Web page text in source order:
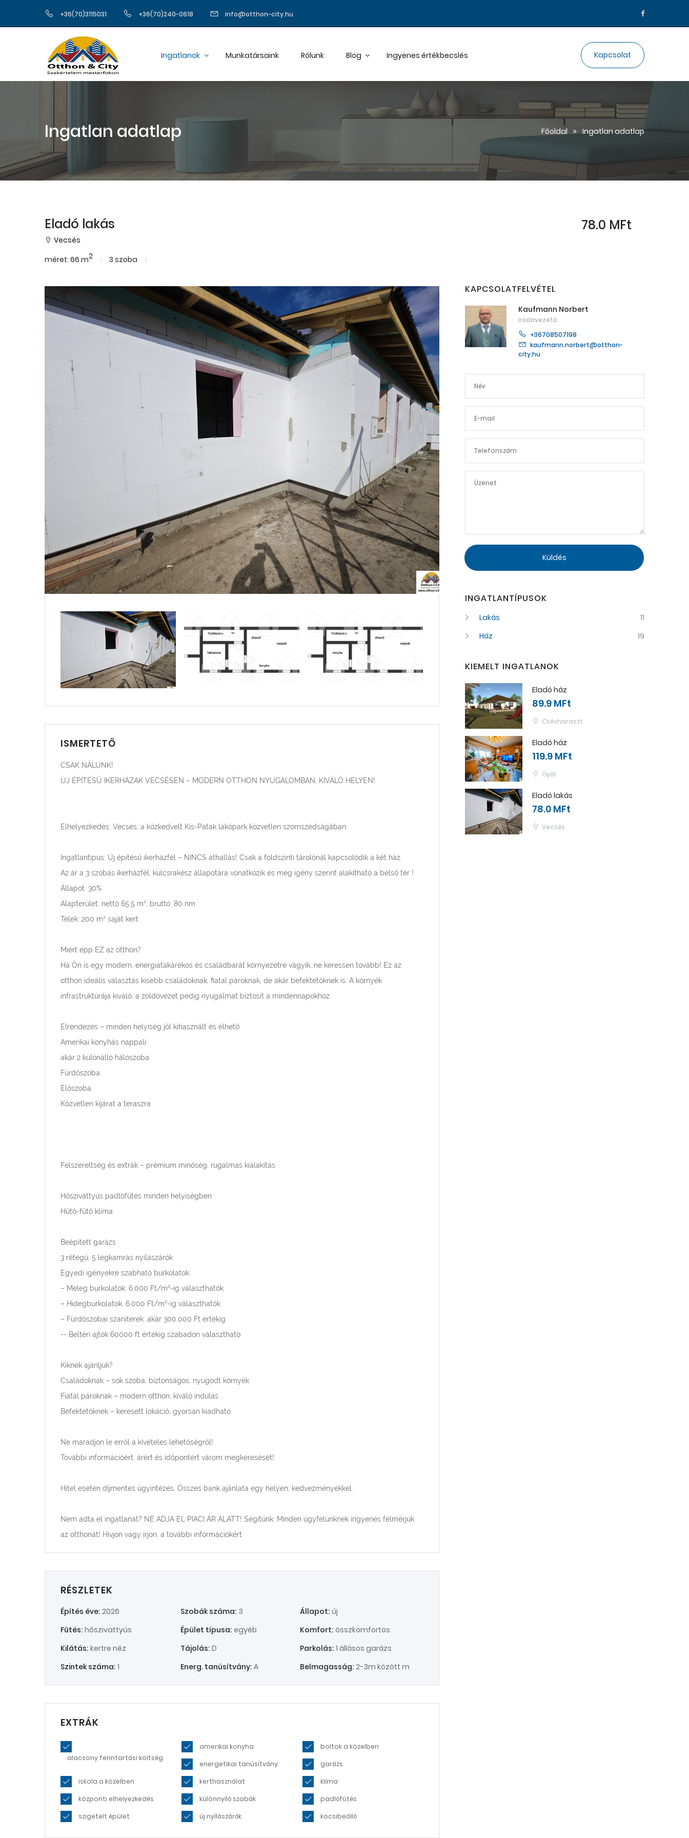
+36(70)3115031 +36(70)240-0618 info@otthon-city.hu
Ingatlanok Munkatársaink Rólunk Blog Ingyenes értékbecslés Kapcsolat
Ingatlan adatlap Főoldal Ingatlan adatlap
Eladó lakás
Vecsés
méret: 66 m2 3 szoba
78.0 MFt
ISMERTETŐ
CSAK NÁLUNK!
ÚJ ÉPÍTÉSŰ IKERHÁZAK VECSÉSEN – MODERN OTTHON NYUGALOMBAN, KIVÁLÓ HELYEN!
Elhelyezkedés: Vecsés, a közkedvelt Kis-Patak lakópark közvetlen szomszédságában.
Ingatlantípus: Új építésű ikerházfél – NINCS áthallás! Csak a földszinti tárolónál kapcsolódik a két ház.
Az ár a 3 szobás ikerházfél, kulcsrakész állapotára vonatkozik és még igény szerint alakítható a belső tér !
Állapot: 30%
Alapterület: nettó 65.5 m², bruttó: 80 nm
Telek: 200 m² saját kert
Miért épp EZ az otthon?
Ha Ön is egy modern, energiatakarékos és családbarát környezetre vágyik, ne keressen tovább! Ez az
otthon ideális választás kisebb családoknak, fiatal pároknak, de akár befektetőknek is. A környék
infrastruktúrája kiváló, a zöldövezet pedig nyugalmat biztosít a mindennapokhoz.
Elrendezés – minden helyiség jól kihasznált és élhető
Amerikai konyhás nappali
akár 2 különálló hálószoba
Fürdőszoba
Előszoba
Közvetlen kijárat a teraszra
Felszereltség és extrák – prémium minőség, rugalmas kialakítás
Hőszivattyús padlófűtés minden helyiségben
Hűtő-fűtő klíma
Beépített garázs
3 rétegű, 5 légkamrás nyílászárók
Egyedi igényekre szabható burkolatok:
– Meleg burkolatok: 6.000 Ft/m²-ig választhatók
– Hidegburkolatok: 6.000 Ft/m²-ig választhatók
– Fürdőszobai szaniterek: akár 300.000 Ft értékig
-- Beltéri ajtók 60000 ft értékig szabadon választható
Kiknek ajánljuk?
Családoknak – sok szoba, biztonságos, nyugodt környék
Fiatal pároknak – modern otthon, kiváló indulás
Befektetőknek – keresett lokáció, gyorsan kiadható
Ne maradjon le erről a kivételes lehetőségről!
További információért, árért és időpontért várom megkeresését!
Hitel esetén díjmentes ügyintézés. Összes bank ajánlata egy helyen, kedvezményekkel.
Nem adta el ingatlanát? NE ADJA EL PIACI ÁR ALATT! Segítünk. Minden ügyfelünknek ingyenes felmérjük
az otthonát! Hívjon vagy írjon, a további információkért
RÉSZLETEK
Építés éve: 2026 Szobák száma: 3 Állapot: új
Fűtés: hőszivattyús Épület típusa: egyéb Komfort: összkomfortos
Kilátás: kertre néz Tájolás: D Parkolás: 1 állásos garázs
Szintek száma: 1 Energ. tanúsítvány: A Belmagasság: 2-3m között m
EXTRÁK
alacsony fenntartási költség
amerikai konyha
boltok a közelben
energetikai tanúsítvány
garázs
iskola a közelben
kerthasználat
klíma
központi elhelyezkedés
különnyíló szobák
padlófűtés
szigetelt épület
új nyílászárók kocsibeálló
KAPCSOLATFELVÉTEL
Kaufmann Norbert
irodavezető
+36708507198
kaufmann.norbert@otthon-
city.hu
Küldés
INGATLANTÍPUSOK
Lakás
11
Ház
19
KIEMELT INGATLANOK
Eladó ház
89.9 MFt
Csévharaszt
Eladó ház
119.9 MFt
Gyál
Eladó lakás
78.0 MFt
Vecsés